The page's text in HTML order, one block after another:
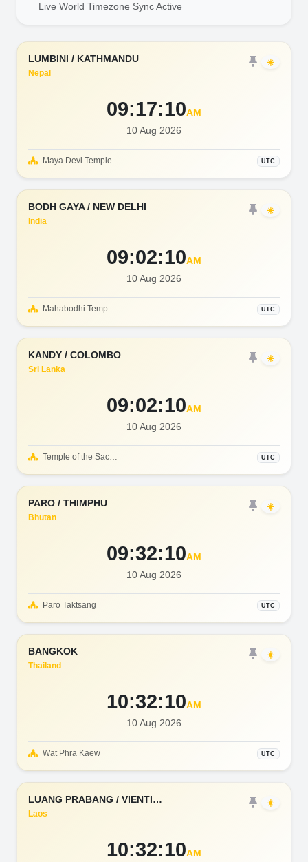
Live World Timezone Sync Active
LUMBINI / KATHMANDU
Nepal
☀️
09:17:12AM
10 Aug 2026
Maya Devi Temple UTC
BODH GAYA / NEW DELHI
India
☀️
09:02:12AM
10 Aug 2026
Mahabodhi Temple & Sacred Bodhi Tree UTC
KANDY / COLOMBO
Sri Lanka
☀️
09:02:12AM
10 Aug 2026
Temple of the Sacred Tooth Relic UTC
PARO / THIMPHU
Bhutan
☀️
09:32:12AM
10 Aug 2026
Paro Taktsang UTC
BANGKOK
Thailand
☀️
10:32:12AM
10 Aug 2026
Wat Phra Kaew UTC
LUANG PRABANG / VIENTIANE
Laos
☀️
10:32:12AM